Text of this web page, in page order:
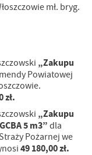
mł. bryg.
„Zakupu
Powiatowej
zł.
„Zakupu
5 m3” dla
Pożarnej we
49 180,00 zł.